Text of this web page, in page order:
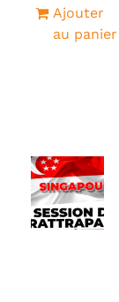
Ajouter
au panier